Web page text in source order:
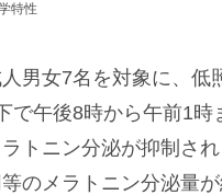
特性
男女7名を対象に、
で午後8時から午前1
トニン分泌が抑制さ
のメラトニン分泌量